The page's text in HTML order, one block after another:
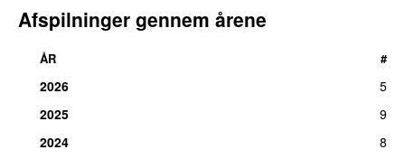
Afspilninger gennem årene
ÅR #
2026
5
2025
9
2024
8